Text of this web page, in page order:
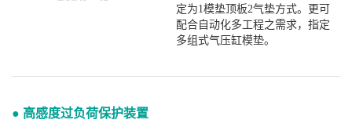
定为1模垫顶板2气垫方式。更可
配合自动化多工程之需求，指定
多组式气压缸模垫。
● 高感度过负荷保护装置